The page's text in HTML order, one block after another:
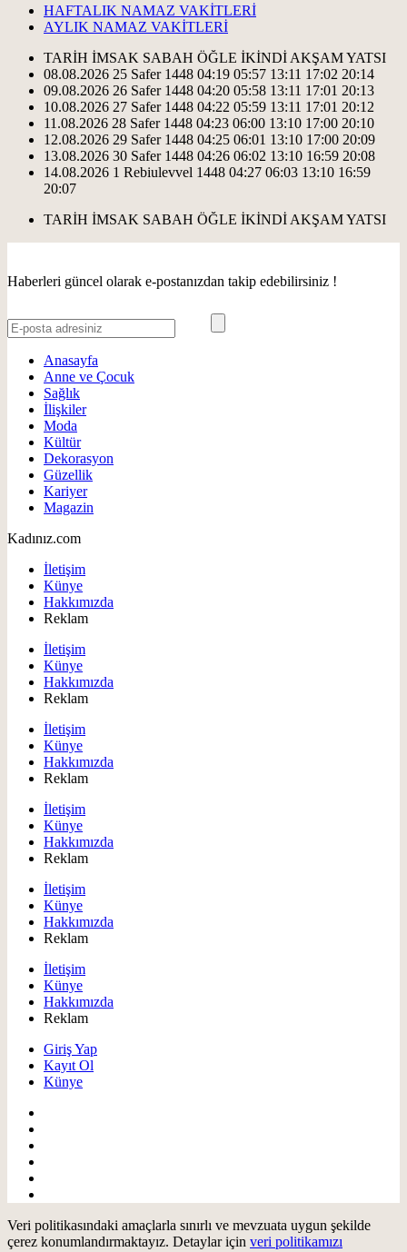
HAFTALIK NAMAZ VAKİTLERİ
AYLIK NAMAZ VAKİTLERİ
TARİH İMSAK SABAH ÖĞLE İKİNDİ AKŞAMYATSI
08.08.2026 25 Safer 1448 04:19 05:57 13:11 17:02 20:14
09.08.2026 26 Safer 1448 04:20 05:58 13:11 17:01 20:13
10.08.2026 27 Safer 1448 04:22 05:59 13:11 17:01 20:12
11.08.2026 28 Safer 1448 04:23 06:00 13:10 17:00 20:10
12.08.2026 29 Safer 1448 04:25 06:01 13:10 17:00 20:09
13.08.2026 30 Safer 1448 04:26 06:02 13:10 16:59 20:08
14.08.2026 1 Rebiulevvel 1448 04:27 06:03 13:10 16:59
20:07
TARİH İMSAK SABAH ÖĞLE İKİNDİ AKŞAMYATSI
Haberleri güncel olarak e-postanızdan takip edebilirsiniz !
Anasayfa
Anne ve Çocuk
Sağlık
İlişkiler
Moda
Kültür
Dekorasyon
Güzellik
Kariyer
Magazin
Kadınız.com
İletişim
Künye
Hakkımızda
Reklam
İletişim
Künye
Hakkımızda
Reklam
İletişim
Künye
Hakkımızda
Reklam
İletişim
Künye
Hakkımızda
Reklam
İletişim
Künye
Hakkımızda
Reklam
İletişim
Künye
Hakkımızda
Reklam
Giriş Yap
Kayıt Ol
Künye
Veri politikasındaki amaçlarla sınırlı ve mevzuata uygun şekilde
çerez konumlandırmaktayız. Detaylar için veri politikamızı